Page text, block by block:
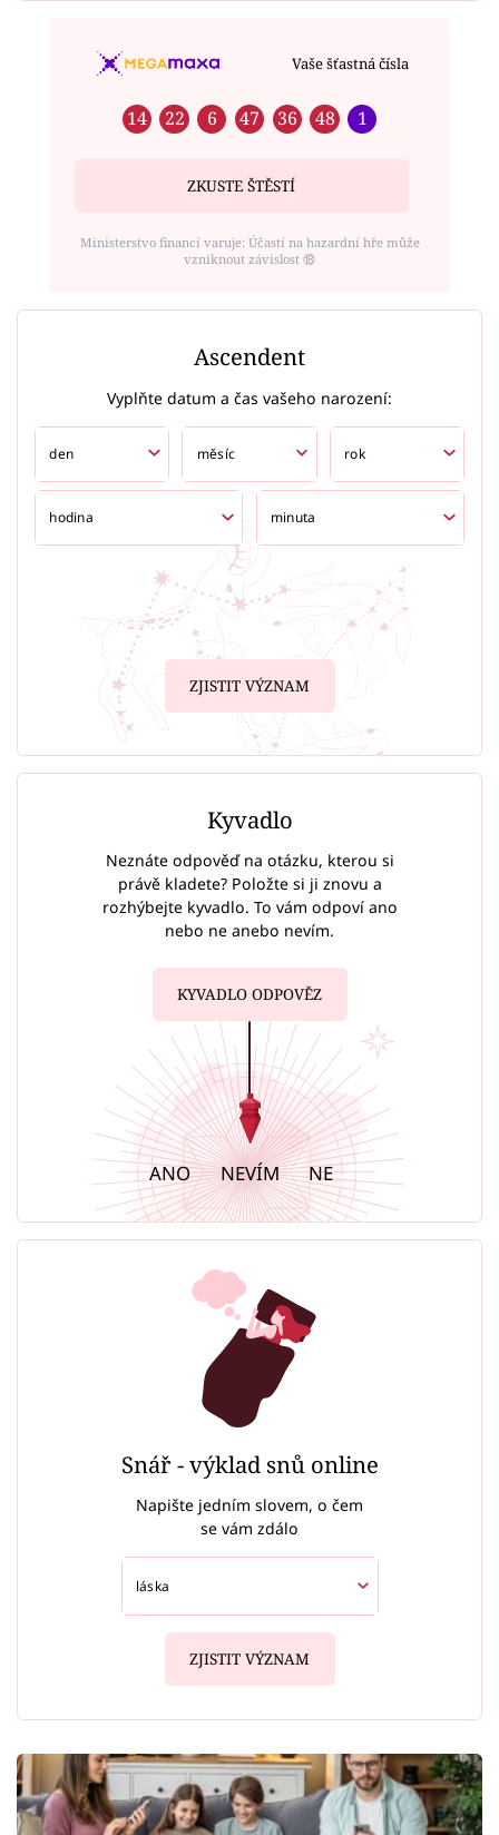
Vaše šťastná čísla
14 22 6 47 36 48 1
ZKUSTE ŠTĚSTÍ
Ministerstvo financí varuje: Účastí na hazardní hře může
vzniknout závislost ⑱
Ascendent
Vyplňte datum a čas vašeho narození:
ZJISTIT VÝZNAM
Kyvadlo
Neznáte odpověď na otázku, kterou si
právě kladete? Položte si ji znovu a
rozhýbejte kyvadlo. To vám odpoví ano
nebo ne anebo nevím.
KYVADLO ODPOVĚZ
ANO NEVÍM NE
Snář - výklad snů online
Napište jedním slovem, o čem
se vám zdálo
ZJISTIT VÝZNAM